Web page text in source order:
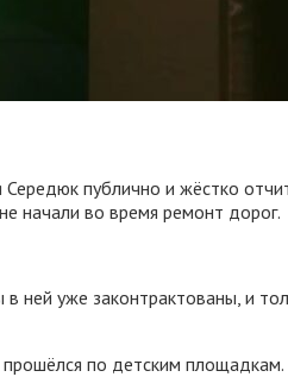
Середюк публично и жёстко
начали во время ремонт дорог.
ней уже законтрактованы, и
прошёлся по детским площадкам.